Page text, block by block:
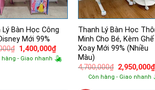
Lý Bàn Học Công
Mới 99%
₫ Giá
gốc
là:
1,400,000₫Giá
hiện
tại
1,400,000₫.
hàng - Giao nhanh
Thanh Lý Bàn Học
Minh Cho Bé, Kèm Ghế
Xoay Mới 99% (Nhiều
Màu)
4,700,000₫ Giá
gốc
là:
2,950,000₫
Còn hàng - Giao nhanh